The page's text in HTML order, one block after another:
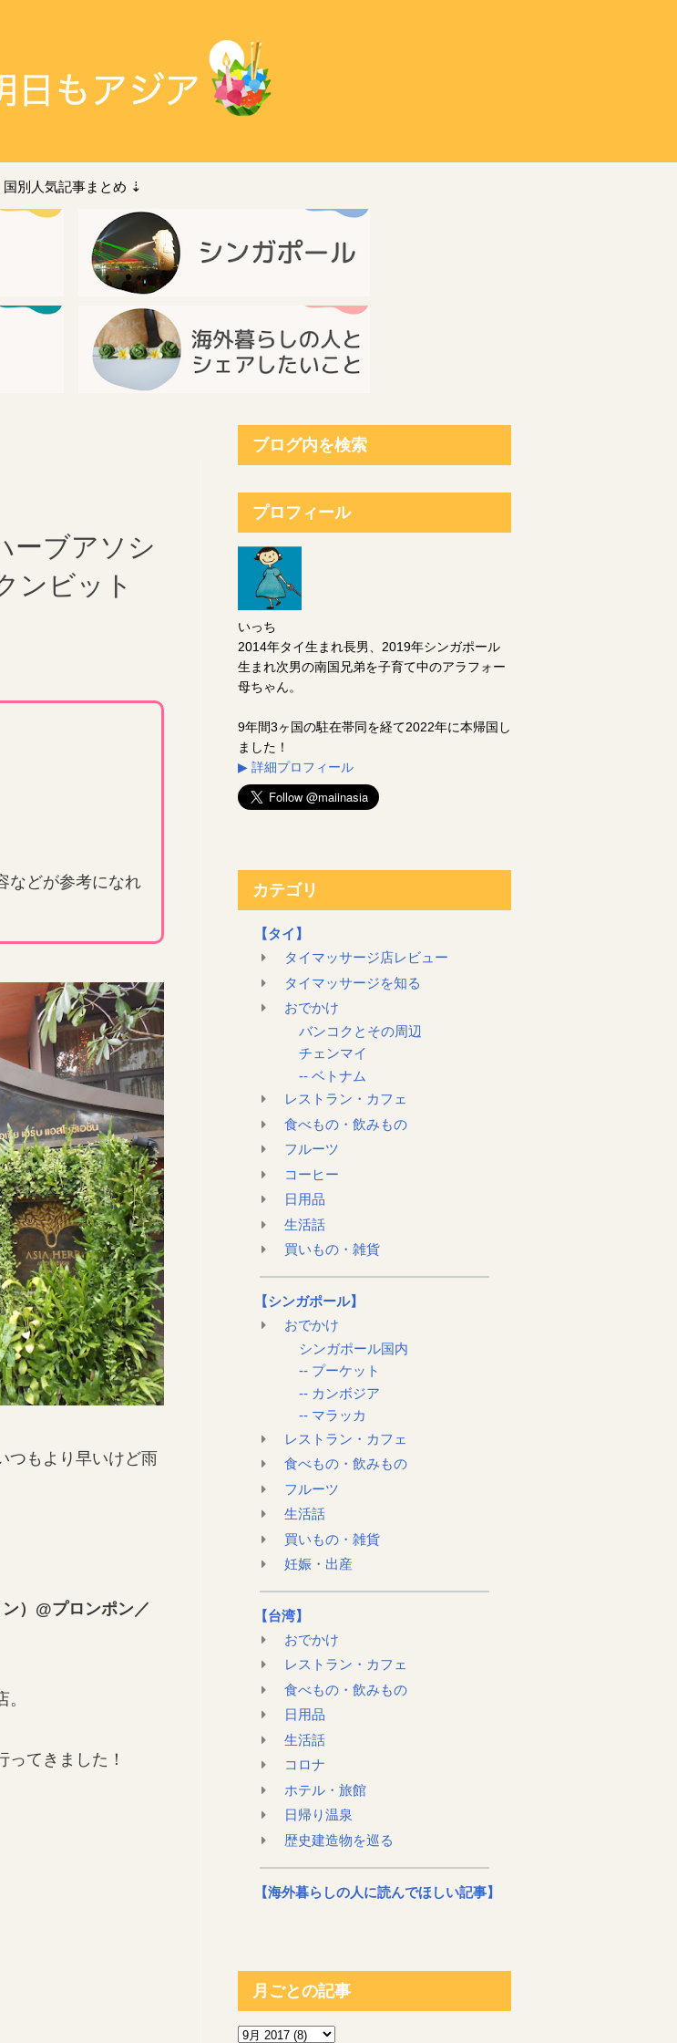
国別人気記事まとめ ⇣
ーブアソシ
ンビット
などが参考になれ
つもより早いけど雨
） @プロンポン／
ってきました！
ブログ内を検索
プロフィール
いっち
2014年タイ生まれ長男、2019年シンガポール
生まれ次男の南国兄弟を子育て中のアラフォー
母ちゃん。
9年間3ヶ国の駐在帯同を経て2022年に本帰国し
ました！
▶︎ 詳細プロフィール
カテゴリ
【タイ】
タイマッサージ店レビュー
タイマッサージを知る
おでかけ
バンコクとその周辺
チェンマイ
-- ベトナム
レストラン・カフェ
食べもの・飲みもの
フルーツ
コーヒー
日用品
生活話
買いもの・雑貨
【シンガポール】
おでかけ
シンガポール国内
-- プーケット
-- カンボジア
-- マラッカ
レストラン・カフェ
食べもの・飲みもの
フルーツ
生活話
買いもの・雑貨
妊娠・出産
【台湾】
おでかけ
レストラン・カフェ
食べもの・飲みもの
日用品
生活話
コロナ
ホテル・旅館
日帰り温泉
歴史建造物を巡る
【海外暮らしの人に読んでほしい記事】
月ごとの記事